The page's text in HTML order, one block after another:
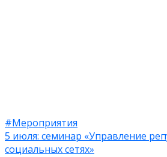
#Мероприятия
5 июля: семинар «Управление
социальных сетях»